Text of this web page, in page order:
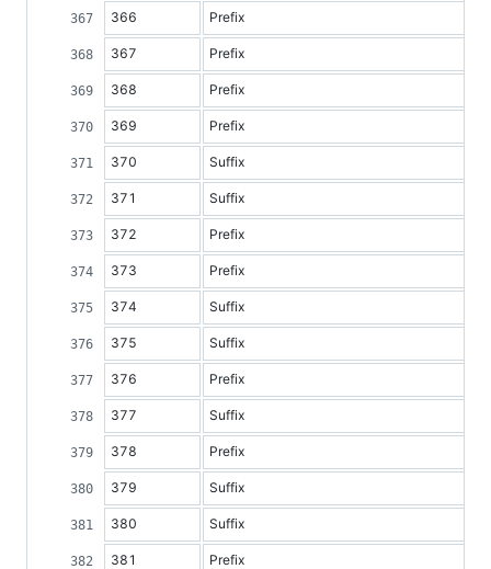
366 Prefix
367 Prefix
368 Prefix
369 Prefix
370 Suffix
371 Suffix
372 Prefix
373 Prefix
374 Suffix
375 Suffix
376 Prefix
377 Suffix
378 Prefix
379 Suffix
380 Suffix
381 Prefix